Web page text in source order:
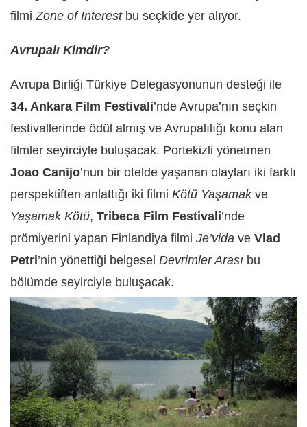
filmiZone of Interest bu seçkide yer alıyor.
Avrupalı Kimdir?
Avrupa Birliği Türkiye Delegasyonunun desteği ile
34. Ankara Film Festivali’nde Avrupa’nın seçkin
festivallerinde ödül almış ve Avrupalılığı konu alan
filmler seyirciyle buluşacak. Portekizli yönetmen
Joao Canijo’nun bir otelde yaşanan olayları iki farklı
perspektiften anlattığı iki filmi Kötü Yaşamakve
Yaşamak Kötü, Tribeca Film Festivali’nde
prömiyerini yapan Finlandiya filmi Je’vida ve Vlad
Petri’nin yönettiği belgesel Devrimler Arası bu
bölümde seyirciyle buluşacak.